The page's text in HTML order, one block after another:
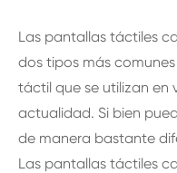
Las pantallas táctiles
dos tipos más
táctil que se utilizan en
actualidad. Si bien
de manera bastante
Las pantallas táctiles